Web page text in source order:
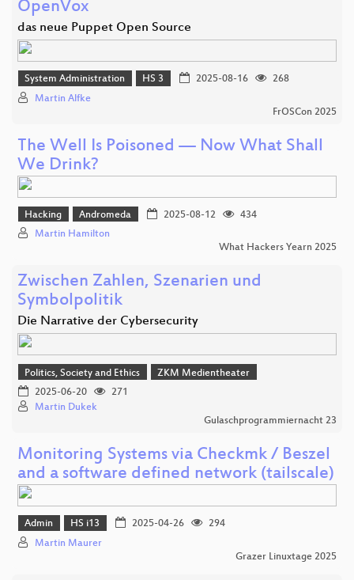
OpenVox
das neue Puppet Open Source
System Administration HS 3 2025-08-16
268
Martin Alfke
FrOSCon 2025
The Well Is Poisoned — Now What Shall
We Drink?
Hacking Andromeda 2025-08-12
434
Martin Hamilton
What Hackers Yearn 2025
Zwischen Zahlen, Szenarien und
Symbolpolitik
Die Narrative der Cybersecurity
Politics, Society and Ethics
ZKM Medientheater
2025-06-20
271
Martin Dukek
Gulaschprogrammiernacht 23
Monitoring Systems via Checkmk / Beszel
and a software defined network (tailscale)
Admin HS i13 2025-04-26
294
Martin Maurer
Grazer Linuxtage 2025